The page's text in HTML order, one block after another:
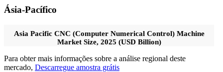
Ásia-Pacífico
Asia Pacific CNC (Computer Numerical Control) Machine
Market Size, 2025 (USD Billion)
Para obter mais informações sobre a análise regional deste
mercado, Descarregue amostra grátis